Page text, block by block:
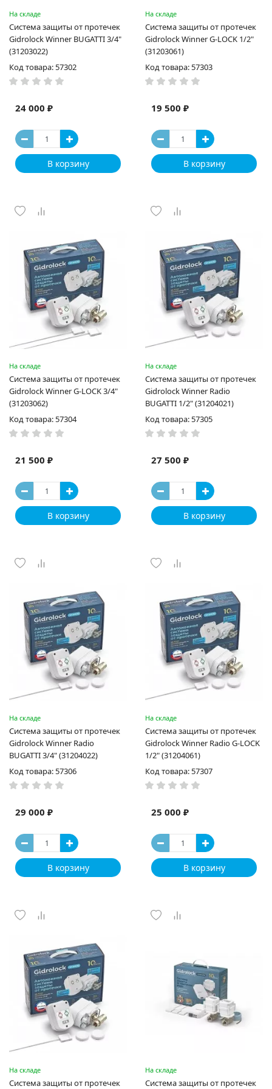
На складе
Система защиты от протечек
Gidrоlock Winner BUGATTI 3/4"
(31203022)
Код товара: 57302
24 000 ₽
В корзину
На складе
Система защиты от протечек
Gidrоlock Winner G-LOCK 1/2"
(31203061)
Код товара: 57303
19 500 ₽
В корзину
На складе
Система защиты от протечек
Gidrоlock Winner G-LOCK 3/4"
(31203062)
Код товара: 57304
21 500 ₽
В корзину
На складе
Система защиты от протечек
Gidrоlock Winner Radio
BUGATTI 1/2" (31204021)
Код товара: 57305
27 500 ₽
В корзину
На складе
Система защиты от протечек
Gidrоlock Winner Radio
BUGATTI 3/4" (31204022)
Код товара: 57306
29 000 ₽
В корзину
На складе
Система защиты от протечек
Gidrоlock Winner Radio G-LOCK
1/2" (31204061)
Код товара: 57307
25 000 ₽
В корзину
На складе
Система защиты от протечек
На складе
Система защиты от протечек